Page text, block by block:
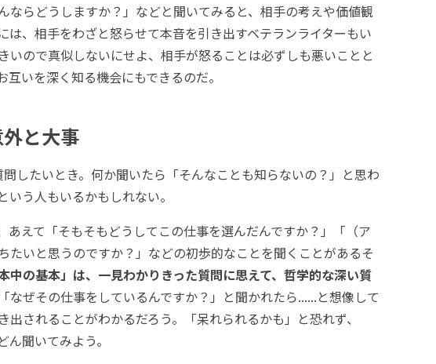
らどうしますか？」などと聞いてみると、相手の考えや価値観
は、相手をわざと怒らせて本音を引き出すベテランライターもい
いので真似しないにせよ、相手が怒ることは必ずしも悪いことと
いを深く知る機会にもできるのだ。
外と大事
したいとき。何か聞いたら「そんなことも知らないの？」と思わ
う人もいるかもしれない。
えて「そもそもどうしてこの仕事を選んだんですか？」「（ア
たいと思うのですか？」などの初歩的なことを聞くことがあるそ
中の基本」は、一見わかりきった質問に思えて、哲学的な深い質
なぜその仕事をしているんですか？」と聞かれたら......と想像して
されることがわかるだろう。「呆れられるかも」と恐れず、
ん聞いてみよう。